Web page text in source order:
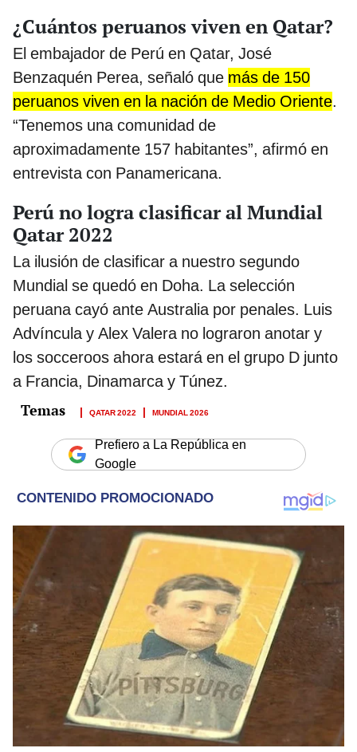
¿Cuántos peruanos viven en Qatar?
El embajador de Perú en Qatar, José
Benzaquén Perea, señaló que más de 150
peruanos viven en la nación de Medio Oriente.
“Tenemos una comunidad de
aproximadamente 157 habitantes”, afirmó en
entrevista con Panamericana.
Perú no logra clasificar al Mundial
Qatar 2022
La ilusión de clasificar a nuestro segundo
Mundial se quedó en Doha. La selección
peruana cayó ante Australia por penales. Luis
Advíncula y Alex Valera no lograron anotar y
los socceroos ahora estará en el grupo D junto
a Francia, Dinamarca y Túnez.
QATAR 2022 MUNDIAL 2026
Prefiero a La República en
Google